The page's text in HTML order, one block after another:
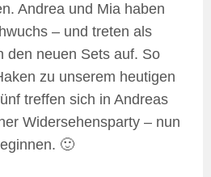
Andrea und Mia haben
– und treten als
den neuen Sets auf. So
zu unserem heutigen
treffen sich in Andreas
Widersehensparty – nun
🙂